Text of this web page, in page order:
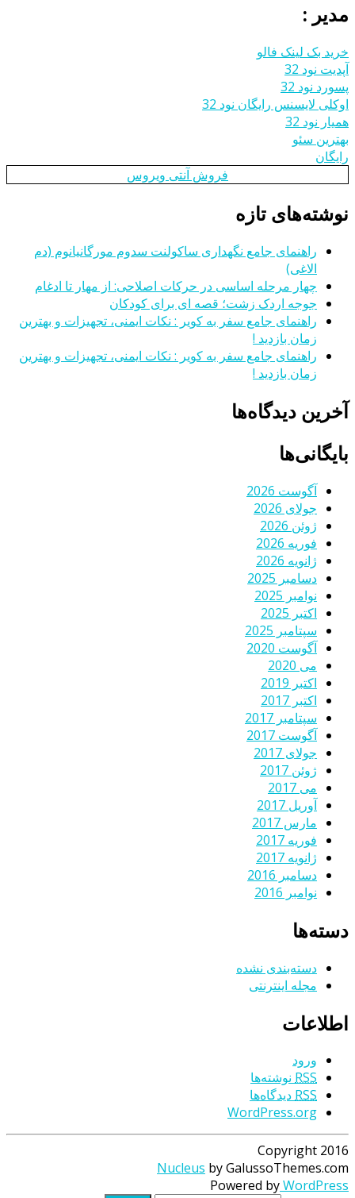
مدیر :
خرید بک لینک فالو
آپدیت نود 32
پسورد نود 32
اوکلی لایسنس رایگان نود 32
همیار نود 32
بهترین سئو
رایگان
فروش آنتی ویروس
نوشته‌های تازه
راهنمای جامع نگهداری ساکولنت سدوم مورگانیانوم (دم
الاغی)
چهار مرحله اساسی در حرکات اصلاحی: از مهار تا ادغام
جوجه اردک زشت؛ قصه ای برای کودکان
راهنمای جامع سفر به کویر : نکات ایمنی، تجهیزات و بهترین
زمان بازدید !
راهنمای جامع سفر به کویر : نکات ایمنی، تجهیزات و بهترین
زمان بازدید !
آخرین دیدگاه‌ها
بایگانی‌ها
آگوست 2026
جولای 2026
ژوئن 2026
فوریه 2026
ژانویه 2026
دسامبر 2025
نوامبر 2025
اکتبر 2025
سپتامبر 2025
آگوست 2020
می 2020
اکتبر 2019
اکتبر 2017
سپتامبر 2017
آگوست 2017
جولای 2017
ژوئن 2017
می 2017
آوریل 2017
مارس 2017
فوریه 2017
ژانویه 2017
دسامبر 2016
نوامبر 2016
دسته‌ها
دسته‌بندی نشده
مجله اینترنتی
اطلاعات
ورود
RSS نوشته‌ها
RSSدیدگاه‌ها
WordPress.org
Copyright 2016
Nucleus by GalussoThemes.com
Powered byWordPress